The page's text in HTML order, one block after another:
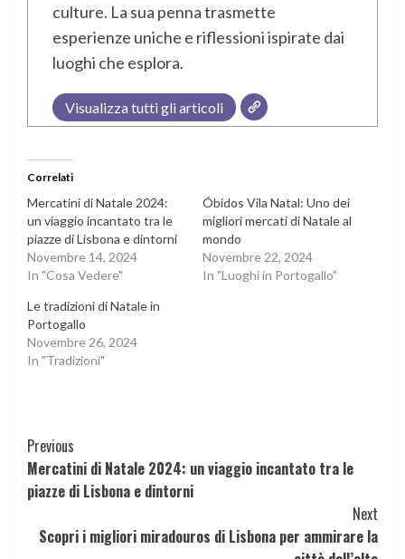
culture. La sua penna trasmette
esperienze uniche e riflessioni ispirate dai
luoghi che esplora.
Visualizza tutti gli articoli
Correlati
Mercatini di Natale 2024:
un viaggio incantato tra le
piazze di Lisbona e dintorni
Novembre 14, 2024
In "Cosa Vedere"
Óbidos Vila Natal: Uno dei
migliori mercati di Natale al
mondo
Novembre 22, 2024
In "Luoghi in Portogallo"
Le tradizioni di Natale in
Portogallo
Novembre 26, 2024
In "Tradizioni"
Continue
Reading
Previous
Mercatini di Natale 2024: un viaggio incantato tra le
piazze di Lisbona e dintorni
Next
Scopri i migliori miradouros di Lisbona per ammirare la